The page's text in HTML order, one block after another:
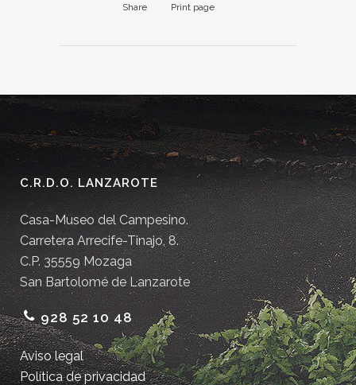
Share Print page
C.R.D.O. LANZAROTE
Casa-Museo del Campesino.
Carretera Arrecife-Tinajo, 8.
C.P. 35559 Mozaga
San Bartolomé de Lanzarote
928 52 10 48
Aviso legal
Política de privacidad